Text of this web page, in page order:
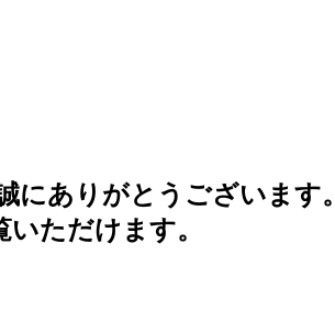
にありがとうございます。
ただけます。